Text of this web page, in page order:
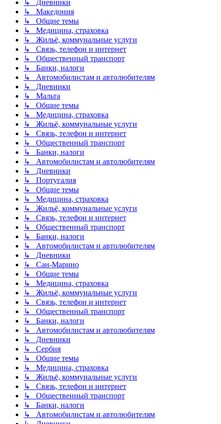
↳ Дневники
↳ Македония
↳ Общие темы
↳ Медицина, страховка
↳ Жильё, коммунальные услуги
↳ Связь, телефон и интернет
↳ Общественный транспорт
↳ Банки, налоги
↳ Автомобилистам и автолюбителям
↳ Дневники
↳ Мальта
↳ Общие темы
↳ Медицина, страховка
↳ Жильё, коммунальные услуги
↳ Связь, телефон и интернет
↳ Общественный транспорт
↳ Банки, налоги
↳ Автомобилистам и автолюбителям
↳ Дневники
↳ Португалия
↳ Общие темы
↳ Медицина, страховка
↳ Жильё, коммунальные услуги
↳ Связь, телефон и интернет
↳ Общественный транспорт
↳ Банки, налоги
↳ Автомобилистам и автолюбителям
↳ Дневники
↳ Сан-Марино
↳ Общие темы
↳ Медицина, страховка
↳ Жильё, коммунальные услуги
↳ Связь, телефон и интернет
↳ Общественный транспорт
↳ Банки, налоги
↳ Автомобилистам и автолюбителям
↳ Дневники
↳ Сербия
↳ Общие темы
↳ Медицина, страховка
↳ Жильё, коммунальные услуги
↳ Связь, телефон и интернет
↳ Общественный транспорт
↳ Банки, налоги
↳ Автомобилистам и автолюбителям